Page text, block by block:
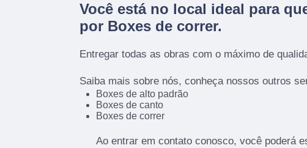
Você está no local ideal para
por Boxes de correr.
Entregar todas as obras com o máximo de
Saiba mais sobre nós, conheça nossos outros
Boxes de alto padrão
Boxes de canto
Boxes de correr
Ao entrar em contato conosco, você poderá